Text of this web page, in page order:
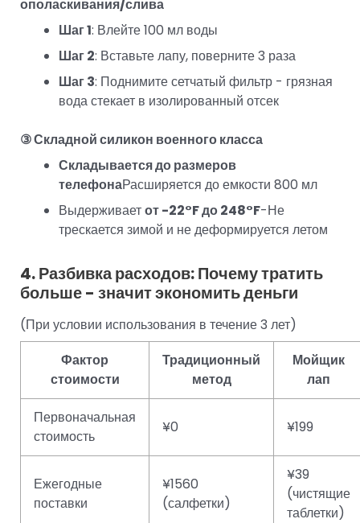
ополаскивания/слива
Шаг 1: Влейте 100 мл воды
Шаг 2: Вставьте лапу, поверните 3 раза
Шаг 3: Поднимите сетчатый фильтр - грязная
вода стекает в изолированный отсек
③ Складной силикон военного класса
Складывается до размеров
телефонаРасширяется до емкости 800 мл
Выдерживаетот -22°F до 248°F-Не
трескается зимой и не деформируется летом
4. Разбивка расходов: Почему тратить
больше - значит экономить деньги
(При условии использования в течение 3 лет)
Фактор
стоимости
Традиционный
метод
Мойщик
лап
Первоначальная
стоимость
¥0 ¥199
Ежегодные
поставки
¥1560
(салфетки)
¥39
(чистящие
таблетки)